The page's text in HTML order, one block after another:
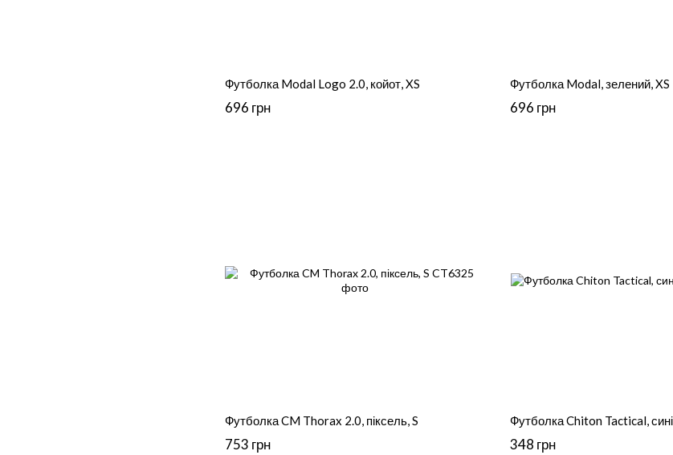
Футболка Modal Logo 2.0, койот, XS
696 грн
Футболка Modal, зелений, XS
696 грн
Футболка CM Thorax 2.0, піксель, S
753 грн
Футболка Chiton Tactical,
348 грн